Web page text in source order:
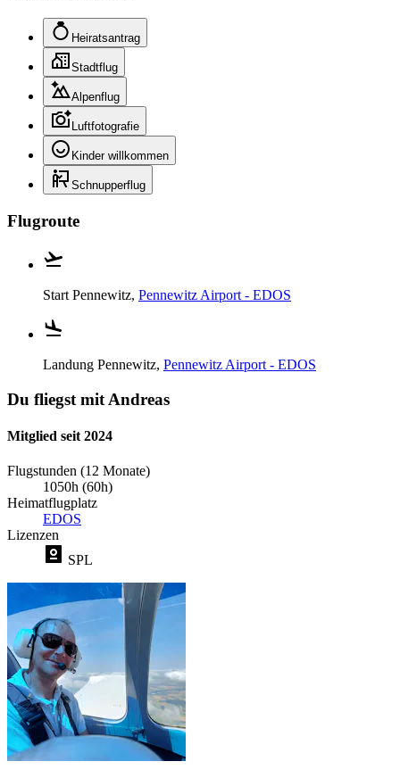
Heiratsantrag
Stadtflug
Alpenflug
Luftfotografie
Kinder willkommen
Schnupperflug
Flugroute
Start Pennewitz, Pennewitz Airport - EDOS
Landung Pennewitz, Pennewitz Airport - EDOS
Du fliegst mit Andreas
Mitglied seit 2024
Flugstunden (12 Monate)
1050h (60h)
Heimatflugplatz
EDOS
Lizenzen
SPL